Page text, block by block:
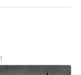
Ø3 – 30